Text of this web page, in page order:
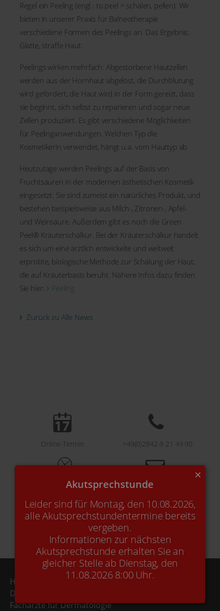
×
Akutsprechstunde
Leider sind für Montag, den 10.08.2026,
alle Akutsprechstundentermine bereits
vergeben.
Informationen zur nächsten
Akutsprechstunde erhalten Sie an
gleicher Stelle ab Dienstag, den
11.08.2026 8:00 Uhr.
Regel ein Peeling (engl.: to peel = schälen, pellen). Wir
bieten in unserer Praxis für Balneotherapie
verschiedene Formen des Peelings an. Das Ergebnis:
Glatte, straffe Haut.
Peelings wirken mehrfach: Abgestorbene Hautzellen
werden aus der Hornhaut abgelöst, die Durchblutung
wird gefördert, die Haut wird in der Form gereizt, dass
sie beginnt, sich selbst zu reparieren und sogar neue
Zellen produziert. Es gibt verschiedene Möglichkeiten
für Peelinganwendungen. Welchen Typ die
Kosmetikerin verwendet, hängt u.a. vom Hauttyp ab.
Heutzutage werden Peelings auf der Basis von
Fruchtsäuren in der modernen ästhetischen Kosmetik
eingesetzt. Sie sind zumeist ein natürliches Produkt, und
bestehen beispielsweise aus Milch-, Zitronen-, Apfel-
und Weinsäure. Außerdem gibt es noch die Green
Peel® Kräuterschälkur. Bei der Kräuterschälkur handelt
es sich um eine ärztlich entwickelte und weltweit
erprobte, biologische Methode zur Schälung der Haut,
die auf Kräuterbasis beruht. Nähere Infos dazu finden
Sie hier: Peeling
Zurück zu Alle News
Online-Termin +49(0)2842-9 21 49 90
Kontakt E-Mail
Hautarztpraxis Kamp-Lintfort
Dr. Fuchs & Kollegen
Fachärzte für Dermatologie